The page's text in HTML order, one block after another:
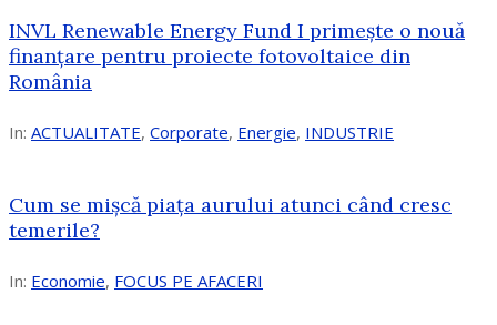
INVL Renewable Energy Fund I primește o nouă
finanțare pentru proiecte fotovoltaice din
România
In: ACTUALITATE, Corporate, Energie, INDUSTRIE
Cum se mișcă piața aurului atunci când cresc
temerile?
In: Economie, FOCUS PE AFACERI